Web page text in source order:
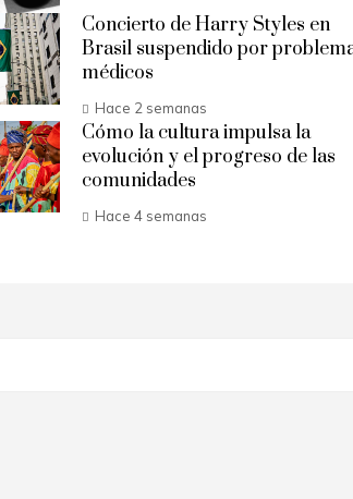
Concierto de Harry Styles en
Brasil suspendido por
médicos
Hace 2 semanas
Cómo la cultura impulsa la
evolución y el progreso de las
comunidades
Hace 4 semanas